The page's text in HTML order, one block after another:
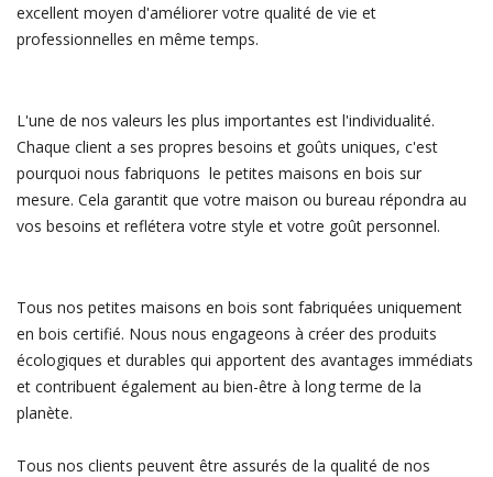
excellent moyen d'améliorer votre qualité de vie et
professionnelles en même temps.
L'une de nos valeurs les plus importantes est l'individualité.
Chaque client a ses propres besoins et goûts uniques, c'est
pourquoi nous fabriquons le petites maisons en bois sur
mesure. Cela garantit que votre maison ou bureau répondra au
vos besoins et reflétera votre style et votre goût personnel.
Tous nos petites maisons en bois sont fabriquées uniquement
en bois certifié. Nous nous engageons à créer des produits
écologiques et durables qui apportent des avantages immédiats
et contribuent également au bien-être à long terme de la
planète.
Tous nos clients peuvent être assurés de la qualité de nos